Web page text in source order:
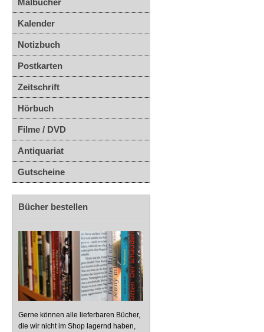
Malbücher
Kalender
Notizbuch
Postkarten
Zeitschrift
Hörbuch
Filme / DVD
Antiquariat
Gutscheine
Bücher bestellen
Gerne können alle lieferbaren Bücher,
die wir nicht im Shop lagernd haben,